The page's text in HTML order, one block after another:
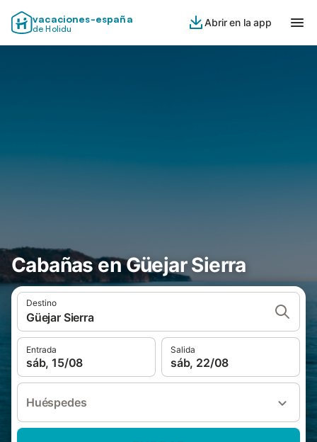
vacaciones-españa
de Holidu
Abrir en la app
Cabañas en Güejar Sierra
Destino
Güejar Sierra
Entrada
sáb, 15/08
Salida
sáb, 22/08
Huéspedes